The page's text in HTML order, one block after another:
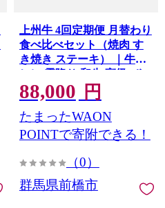
上州牛 4回定期便 月替わり
食べ比べセット（焼肉 す
き焼き ステーキ） ｜牛肉
ヒレ 霜降り 和牛 高級 ぜい
たく 贅沢 特別 牛 すき焼き
ステーキ 炒め物 ブランド
牛 上州牛 使いやすい 便利
長期保存 冷凍 ストック 群
88,000 円
たまったWAON
POINTで寄附できる！
（0）
群馬県前橋市